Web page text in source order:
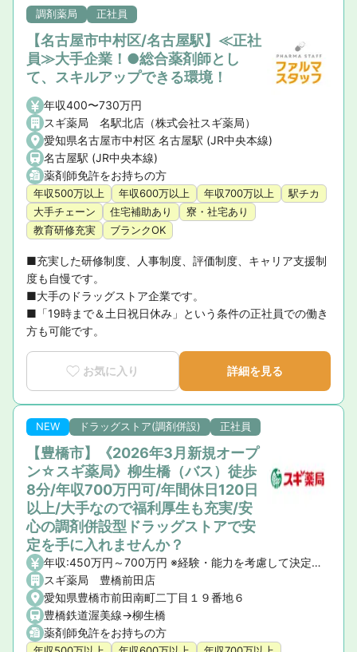
■【明確なキャリアパス】1級～8級の評価軸で、頑張りがス
ピーディーかつ着実に給与へ直結！
調剤薬局 正社員
【名古屋市中村区/名古屋駅】≪正社
員≫大手企業！●総合薬剤師とし
て、スキルアップできる環境！
年収400〜730万円
スギ薬局 名駅北店（株式会社スギ薬局）
愛知県名古屋市中村区 名古屋駅 (JR中央本線)
名古屋駅 (JR中央本線)
薬剤師免許をお持ちの方
年収500万以上 年収600万以上 年収700万以上
駅チカ
大手チェーン
住宅補助あり
寮・社宅あり
教育研修充実
ブランクOK
■充実した研修制度、人事制度、評価制度、キャリア支援制
度も自慢です。
■大手のドラッグストア企業です。
■「19時まで＆土日祝日休み」という条件の正社員での働き
方も可能です。
お気に入り 詳細を見る
NEW ドラッグストア(調剤併設) 正社員
【豊橋市】《2026年3月新規オープ
ン☆スギ薬局》柳生橋（バス）徒歩
8分/年収700万円可/年間休日120日
以上/大手なので福利厚生も充実/安
心の調剤併設型ドラッグストアで安
定を手に入れませんか？
年収:450万円～700万円 ※経験・能力を考慮して決定いたします。 【昇給】年1回 【賞与】年2回(7月・12月)、業績賞与:年1回(業績連動型) 【諸手当】資格手当、時間外手当、通勤手当、子ども手当等
スギ薬局 豊橋前田店
愛知県豊橋市前田南町二丁目１９番地６
豊橋鉄道渥美線->柳生橋
薬剤師免許をお持ちの方